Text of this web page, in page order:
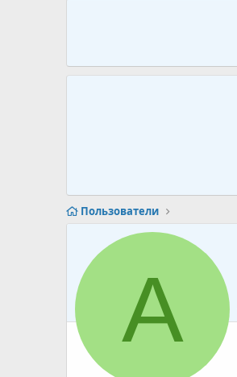
Пользователи
A